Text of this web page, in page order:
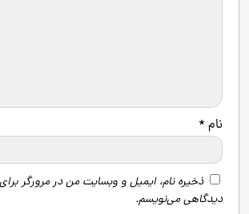
نام *
ذخیره نام، ایمیل و وبسایت من در مرورگر
دیدگاهی می‌نویسم.